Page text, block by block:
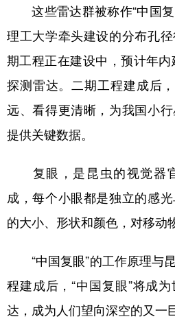
这些雷达群被称作“中国复
理工大学牵头建设的分布孔
期工程正在建设中，预计年
探测雷达。二期工程建成后
远、看得更清晰，为我国小
提供关键数据。
复眼，是昆虫的视觉器
成，每个小眼都是独立的感
的大小、形状和颜色，对移动
“中国复眼”的工作原理与
程建成后，“中国复眼”将成
达，成为人们望向深空的又一